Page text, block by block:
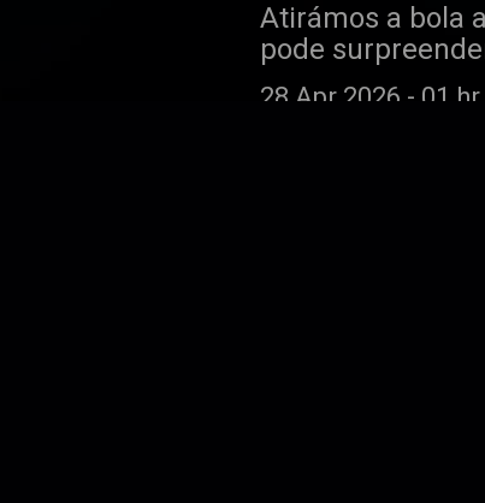
Atirámos a bola
pode
respondemos. E
Neemias que
28 Apr 2026 - 01